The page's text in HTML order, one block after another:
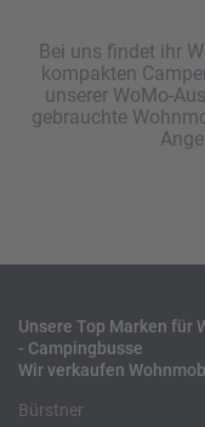
Bei uns findet ihr
kompakten
unserer WoMo-
gebrauchte
Unsere Top Marken für
- Campingbusse
Wir verkaufen
Bürstner